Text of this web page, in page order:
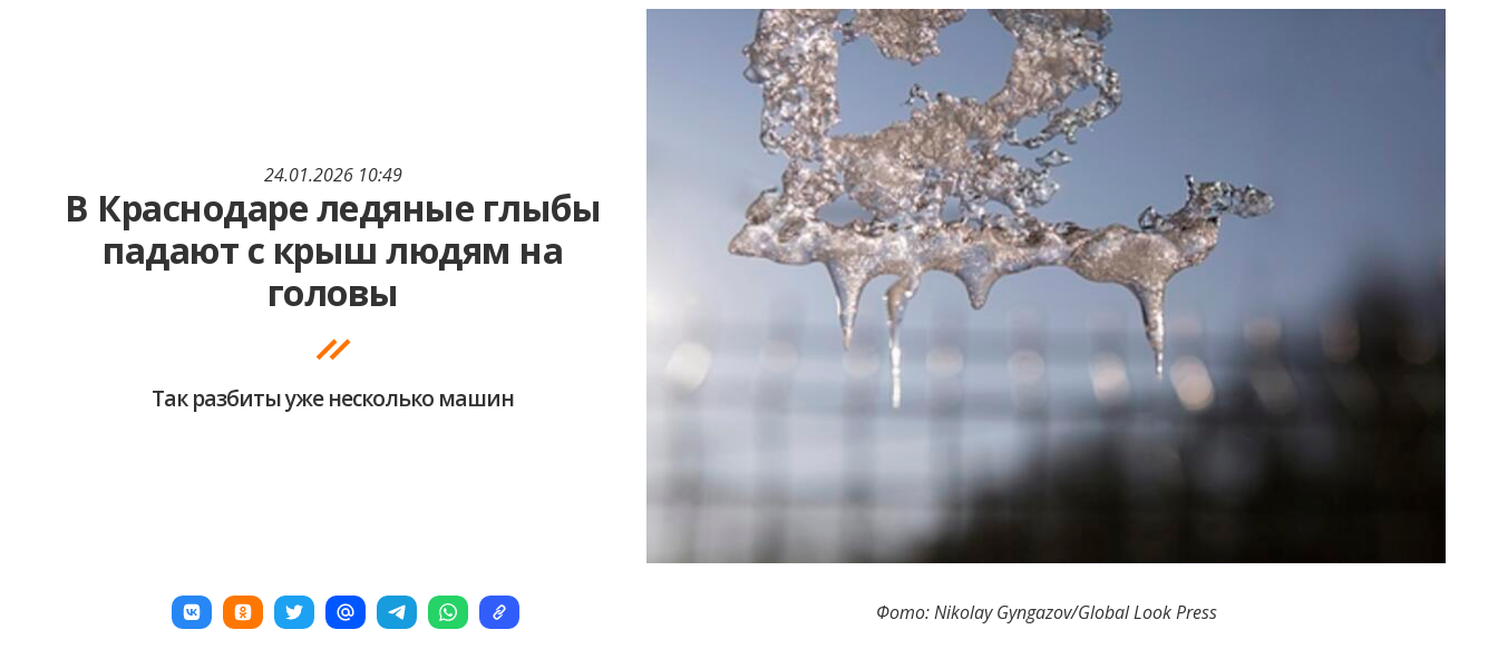
24.01.2026 10:49
В Краснодаре ледяные глыбы
падают с крыш людям на
головы
Так разбиты уже несколько машин
Фото: Nikolay Gyngazov/Global Look Press